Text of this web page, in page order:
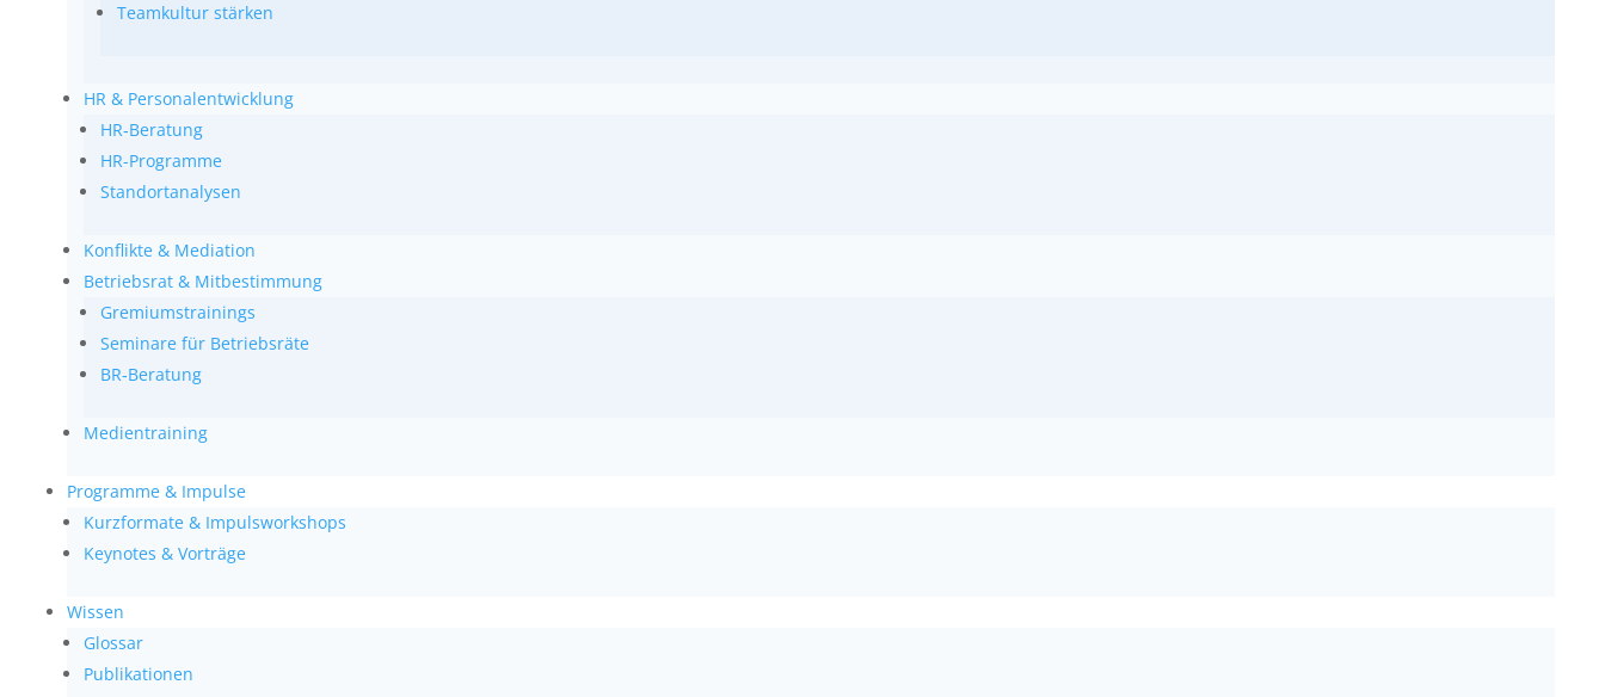
Teamkultur stärken
HR & Personalentwicklung
HR‑Beratung
HR-Programme
Standortanalysen
Konflikte & Mediation
Betriebsrat & Mitbestimmung
Gremiumstrainings
Seminare für Betriebsräte
BR‑Beratung
Medientraining
Programme & Impulse
Kurzformate & Impulsworkshops
Keynotes & Vorträge
Wissen
Glossar
Publikationen